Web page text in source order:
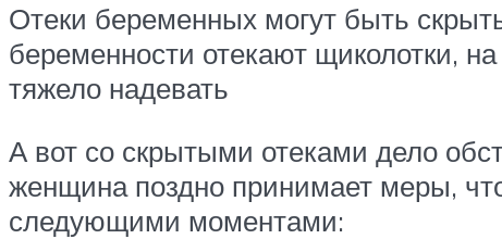
Отеки беременных могут быть
беременности отекают щиколотки,
тяжело надевать
А вот со скрытыми отеками дело
женщина поздно принимает меры,
следующими моментами: